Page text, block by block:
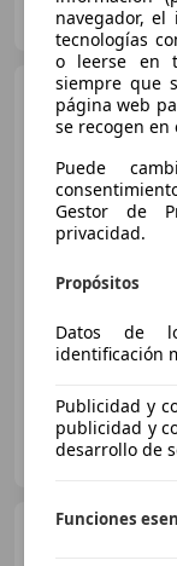
ES-35019 LAS
05/2022
150 kW (204 CV)
GESTICAN
ES-35010 LAS
navegador,
tecnologías
o leerse en
siempre que
página web
se recogen en
Puede
Gestor de
privacidad.
Propósitos
Datos de
identificación
Publicidad y
publicidad y
desarrollo de
Funciones